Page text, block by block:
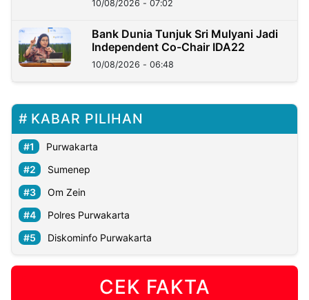
10/08/2026 - 07:02
Bank Dunia Tunjuk Sri Mulyani Jadi
Independent Co-Chair IDA22
10/08/2026 - 06:48
KABAR PILIHAN
Purwakarta
Sumenep
Om Zein
Polres Purwakarta
Diskominfo Purwakarta
CEK FAKTA